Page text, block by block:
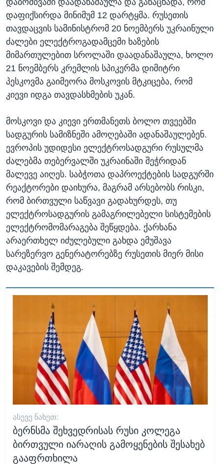
დაბომბვაში დაადანაშაულა და განაცხადა, რომ
დაფიქსირდა მინიმუმ 12 დარტყმა. რუსეთის
თავდაცვის სამინისტრომ 20 ნოემბერს უკრაინული
ძალები ელექტროგადამცემი ხაზების
მიმართულებით სროლაში დაადანაშაულა, ხოლო
21 ნოემბერს კრემლის სპიკერმა დიმიტრი
პესკოვმა გაიმეორა მოსკოვის მტკიცება, რომ
კიევი იდგა თავდასხმების უკან.
მოსკოვი და კიევი ერთმანეთს ბოლო თვეებში
სადგურის სამიზნეში ამოღებაში ადანაშაულებენ.
ევროპის უდიდესი ელექტროსადგური რუსულმა
ძალებმა თებერვალში უკრაინაში შეჭრიდან
მალევე აიღეს. საბჭოთა დაპროექტების სადგურში
რეაქტორები დაიხურა, მაგრამ არსებობს რისკი,
რომ ბირთვული საწვავი გადახურდეს, თუ
ელექტროსადგურის გამაგრილებელი სისტემების
ელექტრომომარაგება შეწყდება. ქარხანა
არაერთხელ იძულებული გახდა ემუშავა
სარეზერვო გენერატორებზე რუსეთის მიერ მისი
დაკავების შემდეგ.
ᲐᲡᲔᲕᲔ ᲜᲐᲮᲔᲗ:
ბერნსმა შეხვედრისას რუსი კოლეგა
ბირთვული იარაღის გამოყენების შესახებ
გააფრთხილა